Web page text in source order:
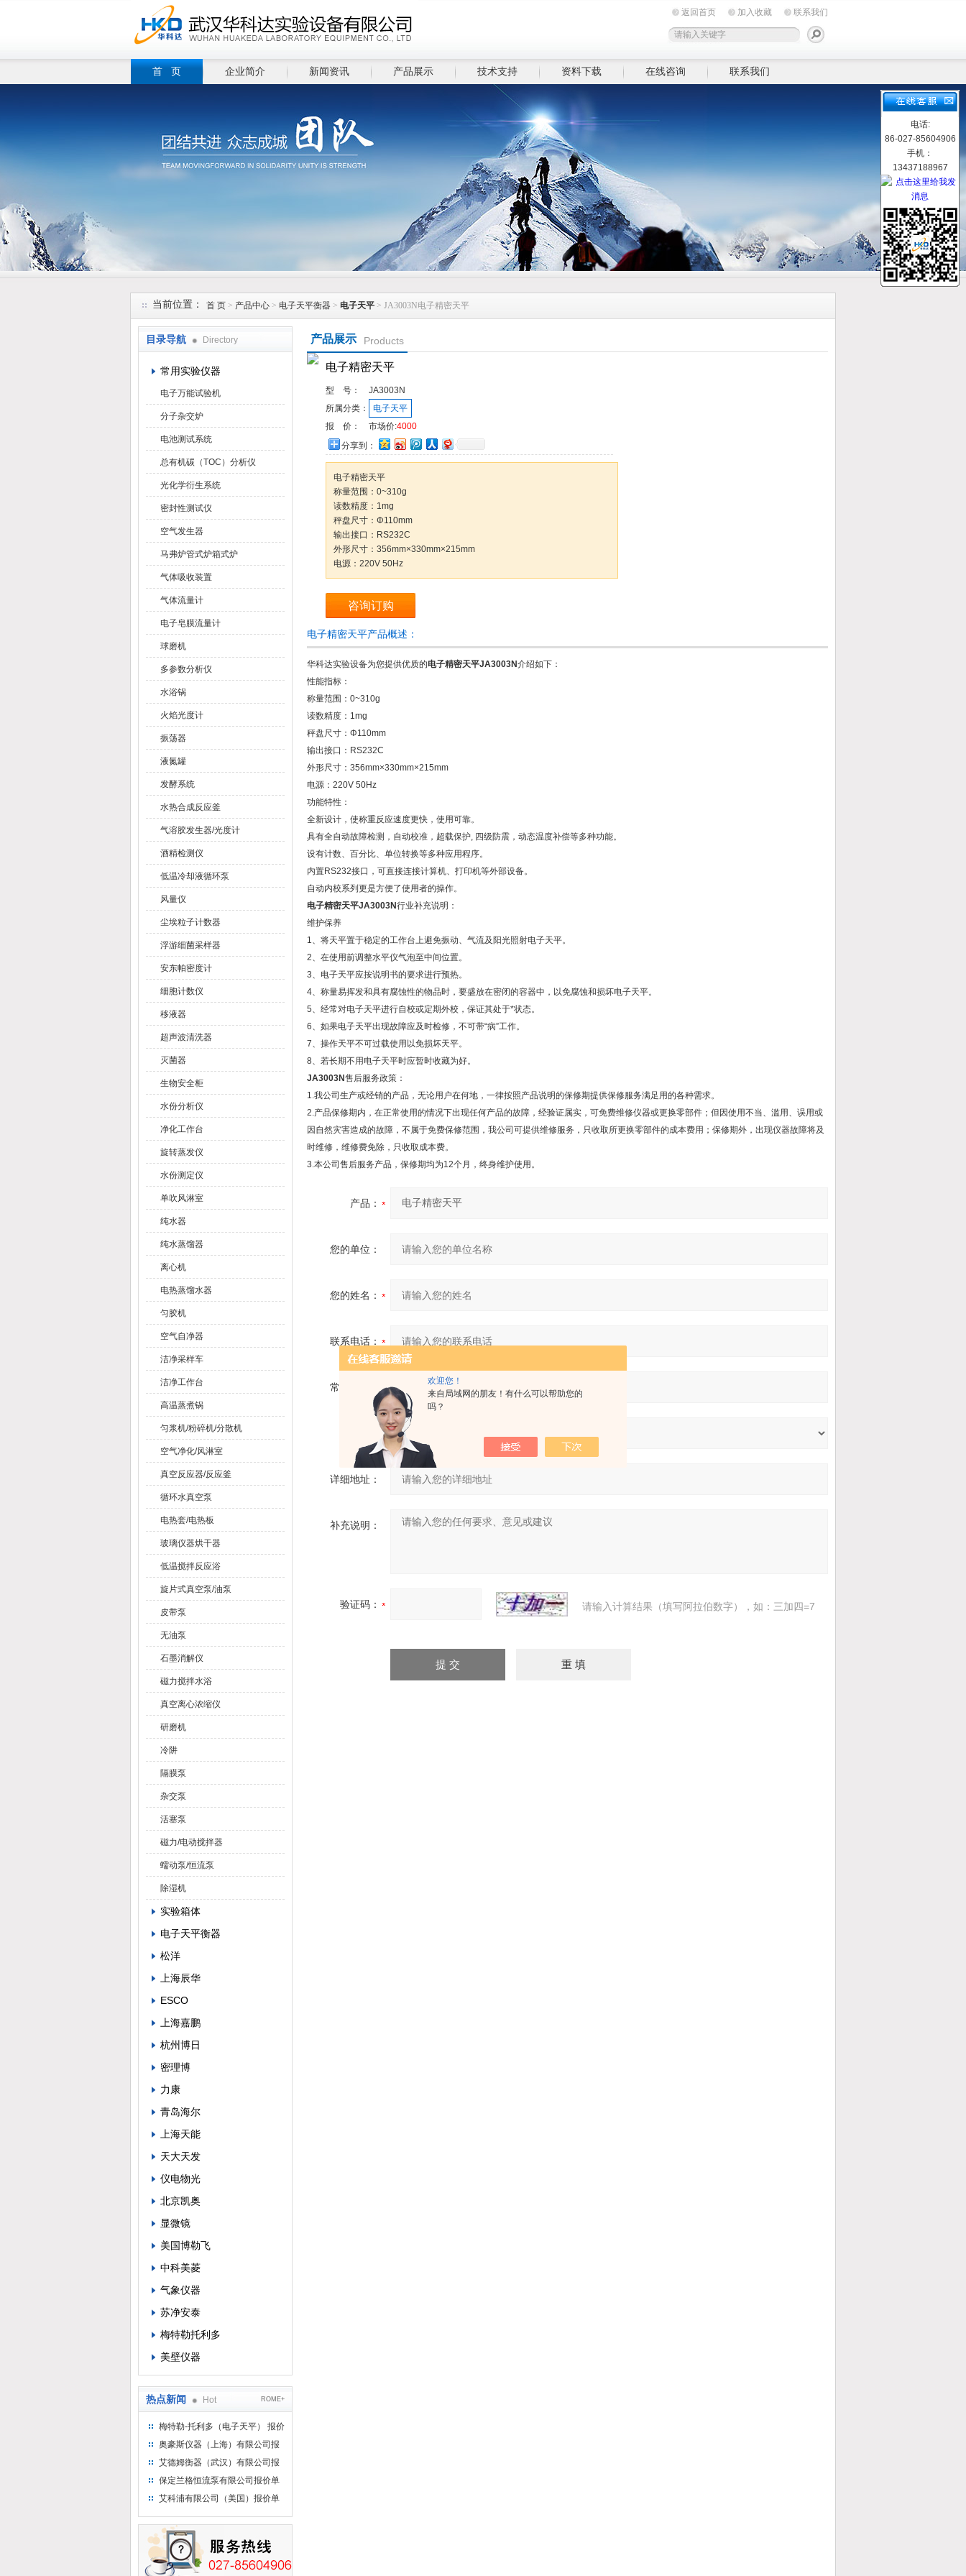
欢迎您！
来自局域网的朋友！有什么可以帮助您的
吗？
返回首页 加入收藏 联系我们
首 页 企业简介 新闻资讯 产品展示 技术支持 资料下载 在线咨询 联系我们
当前位置： 首 页 > 产品中心 > 电子天平衡器 > 电子天平 > JA3003N电子精密天平
目录导航 Directory
常用实验仪器
电子万能试验机
分子杂交炉
电池测试系统
总有机碳（TOC）分析仪
光化学衍生系统
密封性测试仪
空气发生器
马弗炉管式炉箱式炉
气体吸收装置
气体流量计
电子皂膜流量计
球磨机
多参数分析仪
水浴锅
火焰光度计
振荡器
液氮罐
发酵系统
水热合成反应釜
气溶胶发生器/光度计
酒精检测仪
低温冷却液循环泵
风量仪
尘埃粒子计数器
浮游细菌采样器
安东帕密度计
细胞计数仪
移液器
超声波清洗器
灭菌器
生物安全柜
水份分析仪
净化工作台
旋转蒸发仪
水份测定仪
单吹风淋室
纯水器
纯水蒸馏器
离心机
电热蒸馏水器
匀胶机
空气自净器
洁净采样车
洁净工作台
高温蒸煮锅
匀浆机/粉碎机/分散机
空气净化/风淋室
真空反应器/反应釜
循环水真空泵
电热套/电热板
玻璃仪器烘干器
低温搅拌反应浴
旋片式真空泵/油泵
皮带泵
无油泵
石墨消解仪
磁力搅拌水浴
真空离心浓缩仪
研磨机
冷阱
隔膜泵
杂交泵
活塞泵
磁力/电动搅拌器
蠕动泵/恒流泵
除湿机
实验箱体
电子天平衡器
松洋
上海辰华
ESCO
上海嘉鹏
杭州博日
密理博
力康
青岛海尔
上海天能
天大天发
仪电物光
北京凯奥
显微镜
美国博勒飞
中科美菱
气象仪器
苏净安泰
梅特勒托利多
美壁仪器
热点新闻 Hot ROME+
梅特勒-托利多（电子天平） 报价
单
奥豪斯仪器（上海）有限公司报
价单
艾德姆衡器（武汉）有限公司报
价单
保定兰格恒流泵有限公司报价单
艾科浦有限公司（美国）报价单
产品展示 Products
电子精密天平
型 号：
JA3003N
所属分类：
电子天平
报 价：
市场价:4000
分享到：
电子精密天平
称量范围：0~310g
读数精度：1mg
秤盘尺寸：Φ110mm
输出接口：RS232C
外形尺寸：356mm×330mm×215mm
电源：220V 50Hz
咨询订购
电子精密天平产品概述：
华科达实验设备为您提供优质的电子精密天平JA3003N介绍如下：
性能指标：
称量范围：0~310g
读数精度：1mg
秤盘尺寸：Φ110mm
输出接口：RS232C
外形尺寸：356mm×330mm×215mm
电源：220V 50Hz
功能特性：
全新设计，使称重反应速度更快，使用可靠。
具有全自动故障检测，自动校准，超载保护, 四级防震，动态温度补偿等多种功能。
设有计数、百分比、单位转换等多种应用程序。
内置RS232接口，可直接连接计算机、打印机等外部设备。
自动内校系列更是方便了使用者的操作。
电子精密天平JA3003N行业补充说明：
维护保养
1、将天平置于稳定的工作台上避免振动、气流及阳光照射电子天平。
2、在使用前调整水平仪气泡至中间位置。
3、电子天平应按说明书的要求进行预热。
4、称量易挥发和具有腐蚀性的物品时，要盛放在密闭的容器中，以免腐蚀和损坏电子天平。
5、经常对电子天平进行自校或定期外校，保证其处于*状态。
6、如果电子天平出现故障应及时检修，不可带“病”工作。
7、操作天平不可过载使用以免损坏天平。
8、若长期不用电子天平时应暂时收藏为好。
JA3003N售后服务政策：
1.我公司生产或经销的产品，无论用户在何地，一律按照产品说明的保修期提供保修服务满足用的各种需求。
2.产品保修期内，在正常使用的情况下出现任何产品的故障，经验证属实，可免费维修仪器或更换零部件；但因使用不当、滥用、误用或
因自然灾害造成的故障，不属于免费保修范围，我公司可提供维修服务，只收取所更换零部件的成本费用；保修期外，出现仪器故障将及
时维修，维修费免除，只收取成本费。
3.本公司售后服务产品，保修期均为12个月，终身维护使用。
产品：
您的单位：
您的姓名：
联系电话：
常用邮箱：
详细地址：
补充说明：
验证码： 请输入计算结果（填写阿拉伯数字），如：三加四=7
电话:
86-027-85604906
手机：
13437188967